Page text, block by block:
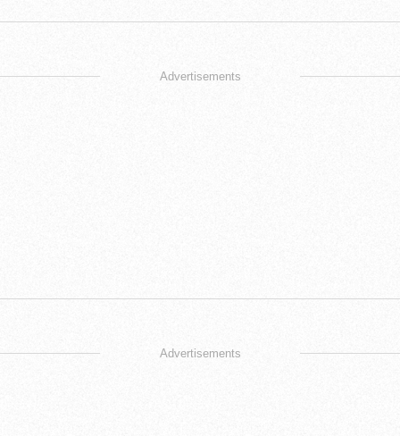
Advertisements
Advertisements